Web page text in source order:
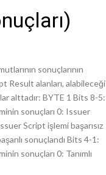
sonuçlarının
Result alanları, alabileceği
alttadır: BYTE 1 Bits 8-5:
sonuçları 0: Issuer
Script işlemi başarısız
sonuçlandı Bits 4-1:
sonuçları 0: Tanımlı